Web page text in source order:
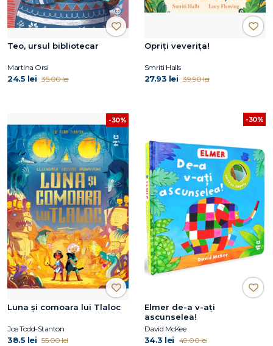
Teo, ursul bibliotecar
Martina Orsi
24.5 lei 35.00 lei
Opriți veverița!
Smriti Halls
27.93 lei 39.90 lei
-30%
Luna și comoara lui Tlaloc
Joe Todd-Stanton
38.5 lei 55.00 lei
-30%
Elmer de-a v-ați
ascunselea!
David McKee
34.3 lei 49.00 lei